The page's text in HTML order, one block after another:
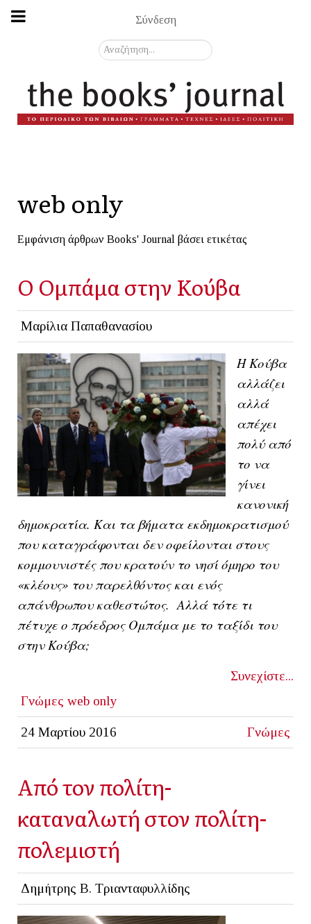
Σύνδεση
Αναζήτηση...
web only
Εμφάνιση άρθρων Books' Journal βάσει ετικέτας
Ο Ομπάμα στην Κούβα
Μαρίλια Παπαθανασίου
Η Κούβα
αλλάζει
αλλά
απέχει
πολύ από
το να
γίνει
κανονική
δημοκρατία. Και τα βήματα εκδημοκρατισμού
που καταγράφονται δεν οφείλονται στους
κομμουνιστές που κρατούν το νησί όμηρο του
«κλέους» του παρελθόντος και ενός
απάνθρωπου καθεστώτος. Αλλά τότε τι
πέτυχε ο πρόεδρος Ομπάμα με το ταξίδι του
στην Κούβα;
Συνεχίστε...
Γνώμες web only
24 Μαρτίου 2016 Γνώμες
Από τον πολίτη-
καταναλωτή στον πολίτη-
πολεμιστή
Δημήτρης Β. Τριανταφυλλίδης